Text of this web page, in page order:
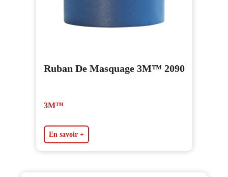
Ruban De Masquage 3M™ 2090
3M™
En savoir +